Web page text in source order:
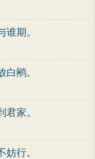
期。
鹇。
家。
行。